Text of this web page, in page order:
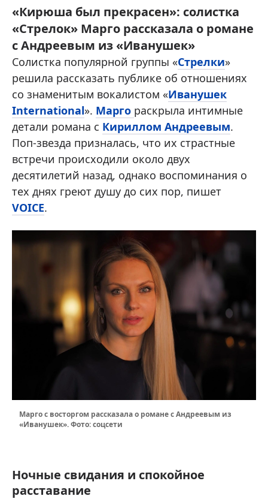
«Кирюша был прекрасен»: солистка
«Стрелок» Марго рассказала о романе
с Андреевым из «Иванушек»
Солистка популярной группы «Стрелки»
решила рассказать публике об отношениях
со знаменитым вокалистом «Иванушек
International». Марго раскрыла интимные
детали романа с Кириллом Андреевым.
Поп-звезда призналась, что их страстные
встречи происходили около двух
десятилетий назад, однако воспоминания о
тех днях греют душу до сих пор, пишет
VOICE.
Марго с восторгом рассказала о романе с Андреевым из
«Иванушек». Фото: соцсети
Ночные свидания и спокойное
расставание